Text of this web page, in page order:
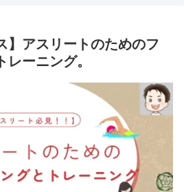
】アスリートのためのフ
レーニング。